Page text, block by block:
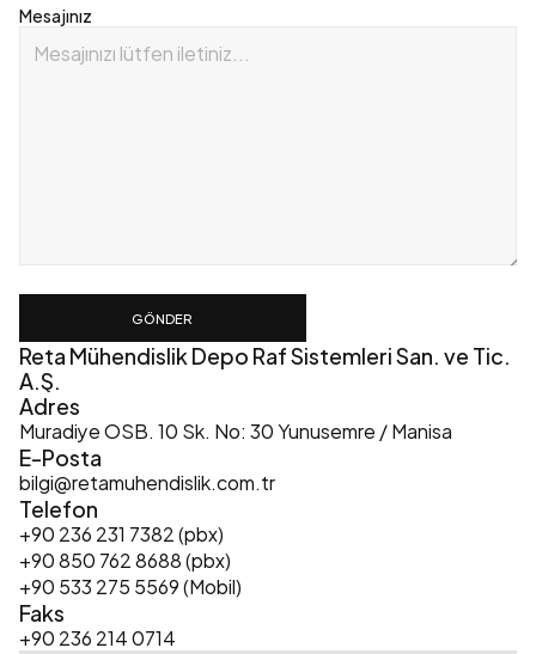
Mesajınız
GÖNDER
Reta Mühendislik Depo Raf Sistemleri San. ve Tic.
A.Ş.
Adres
Muradiye OSB. 10 Sk. No: 30 Yunusemre / Manisa
E-Posta
bilgi@retamuhendislik.com.tr
Telefon
+90 236 231 7382 (pbx)
+90 850 762 8688 (pbx)
+90 533 275 5569 (Mobil)
Faks
+90 236 214 0714